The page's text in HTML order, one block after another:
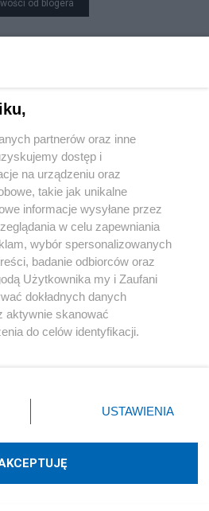
od blogera
z żoną przeszli do historii.
od 156 lat
partnerów oraz inne
dostęp i
na urządzeniu oraz
takie jak unikalne
informacje wysyłane przez
w celu zapewniania
wybór spersonalizowanych
badanie odbiorców oraz
Użytkownika my i Zaufani
dokładnych danych
aktywnie skanować
do celów identyfikacji.
przycisk ustawień prywatności
dolnym rogu strony
nie wymagają zgody
sprzeciwić się takiemu
USTAWIENIA